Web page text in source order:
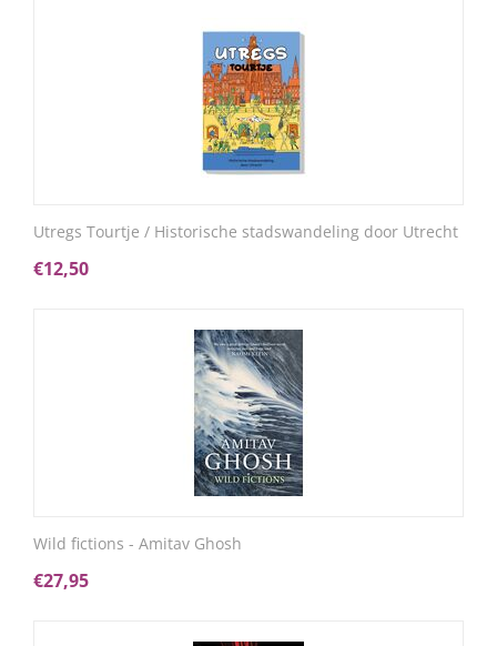
Utregs Tourtje / Historische stadswandeling door Utrecht
€12,50
Wild fictions - Amitav Ghosh
€27,95